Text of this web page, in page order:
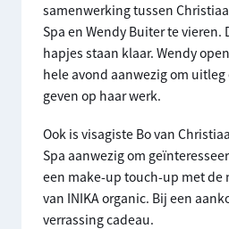
samenwerking tussen
Spa en Wendy Buiter te vieren.
hapjes staan klaar. Wendy
hele avond aanwezig om
geven op haar werk.
Ook is visagiste Bo van
Spa aanwezig om
een make-up touch-up met
van INIKA organic. Bij een
verrassing cadeau.